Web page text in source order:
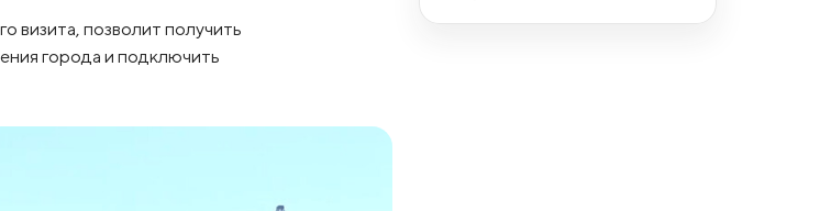
визита, позволит получить
города и подключить